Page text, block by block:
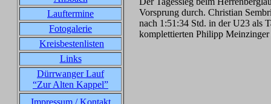
Lauftermine
Fotogalerie
Kreisbestenlisten
Links
Dürrwanger Lauf
“Zur Alten Kappel”
Impressum / Kontakt
Vorsprung durch. Christian
nach 1:51:34 Std. in der U23 als
komplettierten Philipp